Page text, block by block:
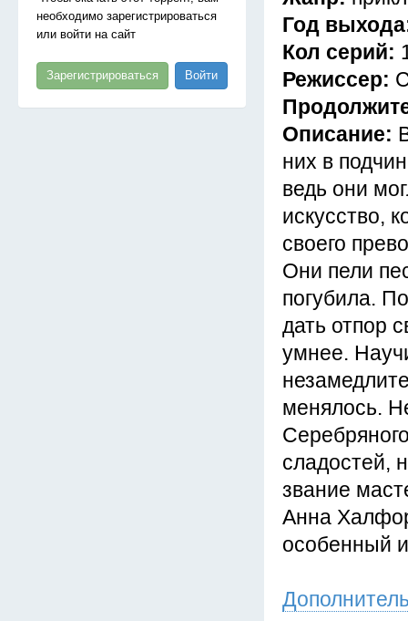
необходимо зарегистрироваться
или войти на сайт
Зарегистрироваться Войти
Год
Кол серий:
Режиссер:
Описание:
них в
ведь они
искусство,
своего
Они пели
погубила.
дать отпор
умнее.
менялось.
сладостей,
звание
Анна
особенный